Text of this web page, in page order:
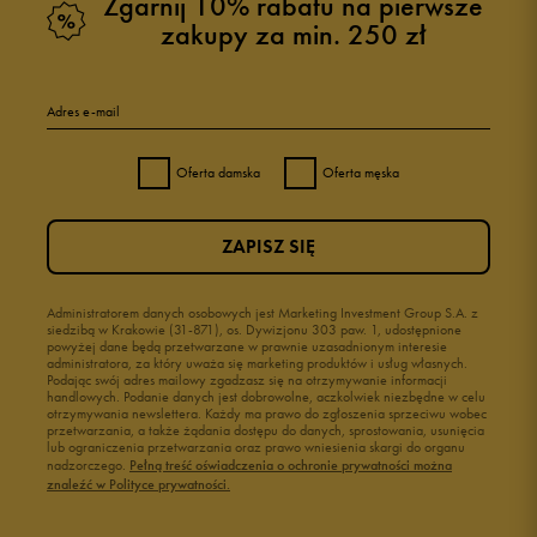
zakupy za min. 250 zł
Adres e-mail
Oferta damska Oferta męska
Administratorem danych osobowych jest Marketing Investment Group S.A. z
siedzibą w Krakowie (31-871), os. Dywizjonu 303 paw. 1, udostępnione
powyżej dane będą przetwarzane w prawnie uzasadnionym interesie
administratora, za który uważa się marketing produktów i usług własnych.
Podając swój adres mailowy zgadzasz się na otrzymywanie informacji
handlowych. Podanie danych jest dobrowolne, aczkolwiek niezbędne w celu
otrzymywania newslettera. Każdy ma prawo do zgłoszenia sprzeciwu wobec
przetwarzania, a także żądania dostępu do danych, sprostowania, usunięcia
lub ograniczenia przetwarzania oraz prawo wniesienia skargi do organu
nadzorczego. Pełną treść oświadczenia o ochronie prywatności można
znaleźć w Polityce prywatności.
ZAPISZ SIĘ